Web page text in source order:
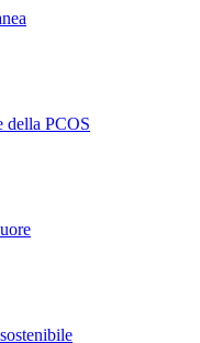
della PCOS